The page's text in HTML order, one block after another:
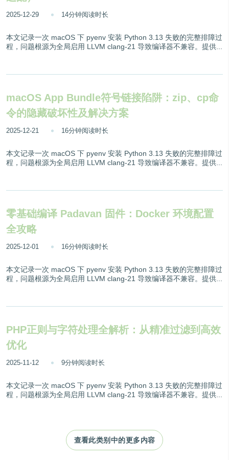
2025-12-29 14分钟阅读时长
本文记录一次 macOS 下 pyenv 安装 Python 3.13 失败的完整排障过
程，问题根源为全局启用 LLVM clang-21 导致编译器不兼容。提供...
macOS App Bundle符号链接陷阱：zip、cp命
令的隐藏破坏性及解决方案
2025-12-21 16分钟阅读时长
本文记录一次 macOS 下 pyenv 安装 Python 3.13 失败的完整排障过
程，问题根源为全局启用 LLVM clang-21 导致编译器不兼容。提供...
零基础编译 Padavan 固件：Docker 环境配置
全攻略
2025-12-01 16分钟阅读时长
本文记录一次 macOS 下 pyenv 安装 Python 3.13 失败的完整排障过
程，问题根源为全局启用 LLVM clang-21 导致编译器不兼容。提供...
PHP正则与字符处理全解析：从精准过滤到高效
优化
2025-11-12 9分钟阅读时长
本文记录一次 macOS 下 pyenv 安装 Python 3.13 失败的完整排障过
程，问题根源为全局启用 LLVM clang-21 导致编译器不兼容。提供...
查看此类别中的更多内容